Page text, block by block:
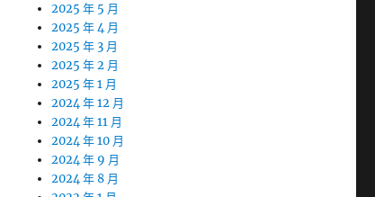
2025 年 5 月
2025 年 4 月
2025 年 3 月
2025 年 2 月
2025 年 1 月
2024 年 12 月
2024 年 11 月
2024 年 10 月
2024 年 9 月
2024 年 8 月